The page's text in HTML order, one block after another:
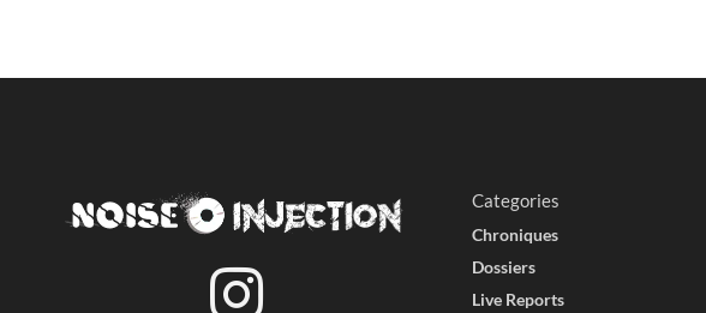
Hellfest 2026 dévoile